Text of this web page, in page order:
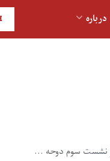
درباره
در نشست سوم دوحه ...